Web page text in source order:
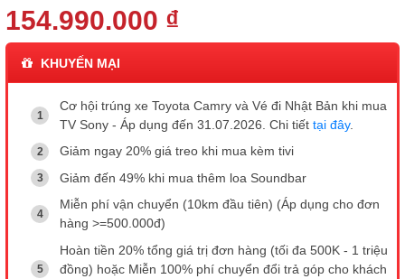
154.990.000 ₫
KHUYẾN MẠI
Cơ hội trúng xe Toyota Camry và Vé đi Nhật Bản khi mua
TV Sony - Áp dụng đến 31.07.2026. Chi tiết tại đây.
Giảm ngay 20% giá treo khi mua kèm tivi
Giảm đến 49% khi mua thêm loa Soundbar
Miễn phí vận chuyển (10km đầu tiên) (Áp dụng cho đơn
hàng >=500.000đ)
Hoàn tiền 20% tổng giá trị đơn hàng (tối đa 500K - 1 triệu
đồng) hoặc Miễn 100% phí chuyển đổi trả góp cho khách